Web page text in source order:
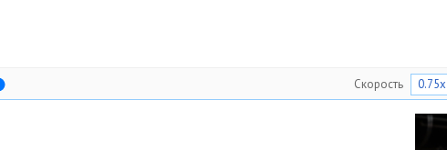
Скорость 0.75x